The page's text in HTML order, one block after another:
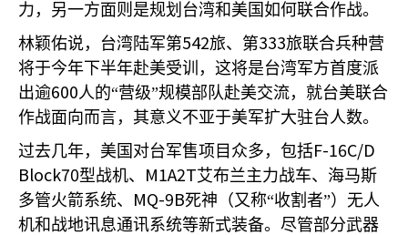
力，另一方面则是规划台湾和美国如何联合作战。
林颖佑说，台湾陆军第542旅、第333旅联合兵种营
将于今年下半年赴美受训，这将是台湾军方首度派
出逾600人的“营级”规模部队赴美交流，就台美联合
作战面向而言，其意义不亚于美军扩大驻台人数。
过去几年，美国对台军售项目众多，包括F-16C/D
Block70型战机、 M1A2T艾布兰主力战车、海马斯
多管火箭系统、 MQ-9B死神（又称“收割者”）无人
机和战地讯息通讯系统等新式装备。尽管部分武器